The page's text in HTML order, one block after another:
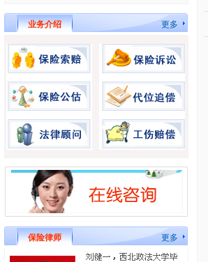
业务介绍 更多
保险律师 更多